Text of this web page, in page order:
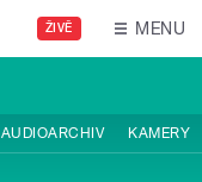
ŽIVĚ MENU
AUDIOARCHIV KAMERY